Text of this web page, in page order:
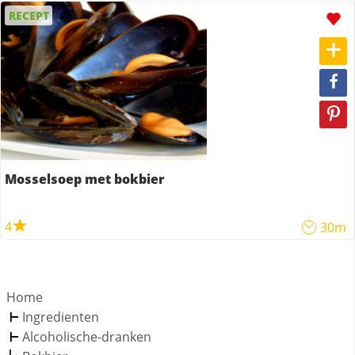
RECEPT
Mosselsoep met bokbier
4 30m
Home
Ingredienten
Alcoholische-dranken